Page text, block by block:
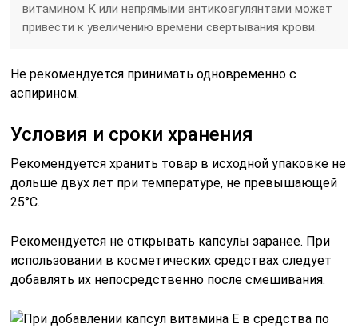
витамином К или непрямыми антикоагулянтами может
привести к увеличению времени свертывания крови.
Не рекомендуется принимать одновременно с
аспирином.
Условия и сроки хранения
Рекомендуется хранить товар в исходной упаковке не
дольше двух лет при температуре, не превышающей
25°C.
Рекомендуется не открывать капсулы заранее. При
использовании в косметических средствах следует
добавлять их непосредственно после смешивания.